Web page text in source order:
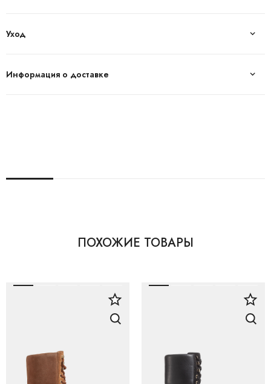
Уход
Информация о доставке
ПОХОЖИЕ ТОВАРЫ